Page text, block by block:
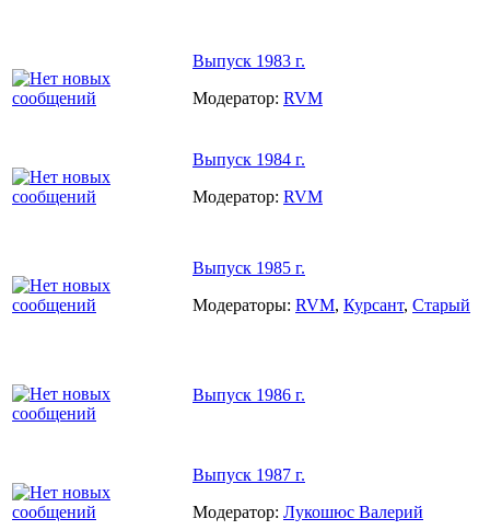
Выпуск 1983 г.
Модератор: RVM
Выпуск 1984 г.
Модератор: RVM
Выпуск 1985 г.
Модераторы: RVM, Курсант, Старый
Выпуск 1986 г.
Выпуск 1987 г.
Модератор: Лукошюс Валерий